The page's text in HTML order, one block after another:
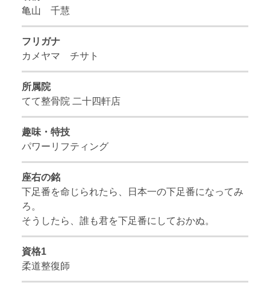
亀山 千慧
フリガナ
カメヤマ チサト
所属院
てて整骨院 二十四軒店
趣味・特技
パワーリフティング
座右の銘
下足番を命じられたら、日本一の下足番になってみ
ろ。
そうしたら、誰も君を下足番にしておかぬ。
資格1
柔道整復師